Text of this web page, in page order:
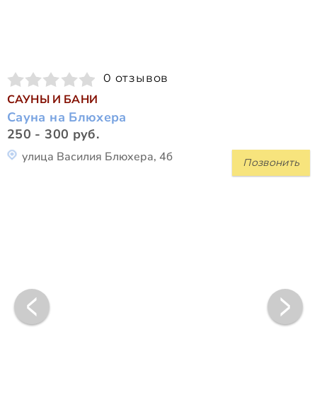
0 отзывов
САУНЫ И БАНИ
Сауна на Блюхера
250 - 300 руб.
Позвонить
улица Василия Блюхера, 4б